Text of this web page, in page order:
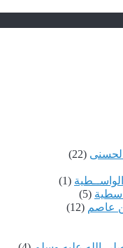
(22)
(1)
(5)
عاصم (12)